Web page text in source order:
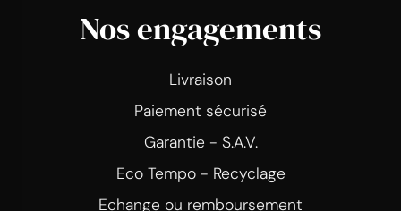
Nos engagements
Livraison
Paiement sécurisé
Garantie - S.A.V.
Eco Tempo - Recyclage
Echange ou remboursement